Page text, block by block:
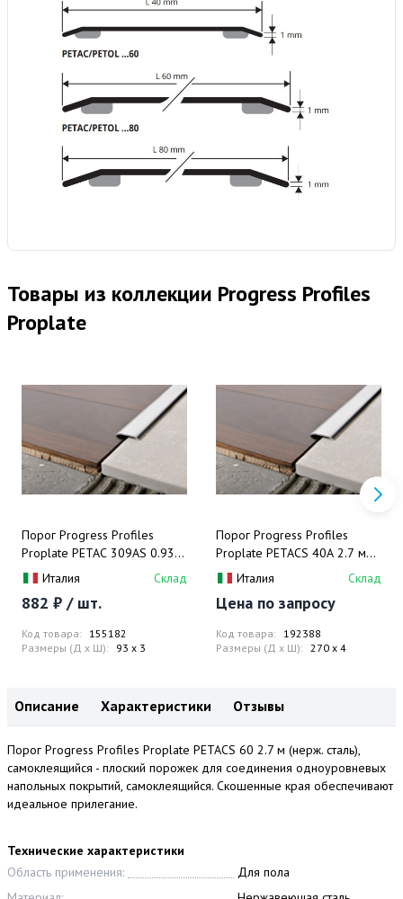
Товары из коллекции Progress Profiles
Proplate
Порог Progress Profiles
Proplate PETAС 309АS 0.93
м. (нерж. сталь),
самоклеящийся
Италия Склад
882 ₽ / шт.
Код товара: 155182
Размеры (Д x Ш): 93 x 3
Порог Progress Profiles
Proplate PETAСS 40A 2.7 м
(нерж. сталь), самоклеящийся
Италия Склад
Цена по запросу
Код товара: 192388
Размеры (Д x Ш): 270 x 4
Описание Характеристики Отзывы
Порог Progress Profiles Proplate PETAСS 60 2.7 м (нерж. сталь),
самоклеящийся - плоский порожек для соединения одноуровневых
напольных покрытий, самоклеящийся. Скошенные края обеспечивают
идеальное прилегание.
Технические характеристики
Область применения:
Для пола